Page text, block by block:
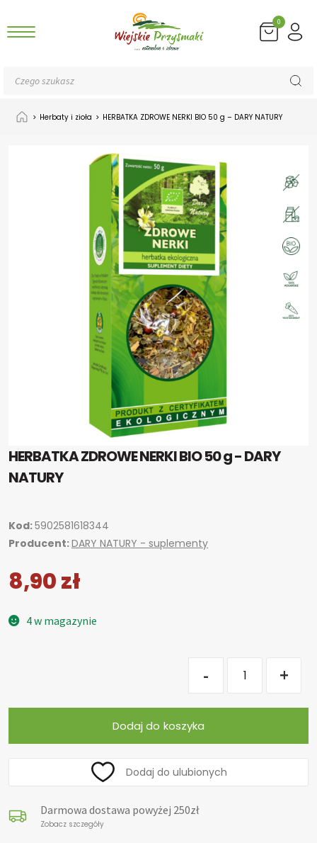
0
produktów
> Herbaty i zioła > HERBATKA ZDROWE NERKI BIO 50 g – DARY NATURY
HERBATKA ZDROWE NERKI BIO 50 g - DARY
NATURY
Kod:5902581618344
Producent:DARY NATURY - suplementy
8,90zł
4 w magazynie
-
HERBATKA
g
-
+
Dodaj do koszyka
Dodaj do ulubionych
Darmowa dostawa powyżej 250zł
Zobacz szczegóły